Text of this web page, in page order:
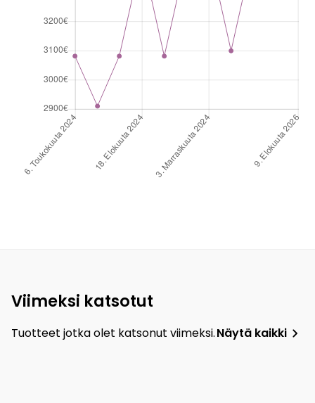
Viimeksi katsotut
Tuotteet jotka olet katsonut viimeksi.Näytä kaikki